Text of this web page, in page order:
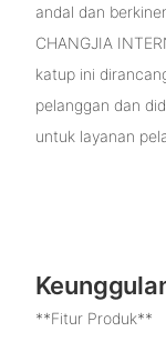
andal dan
CHANGJIA
katup ini
pelanggan dan
untuk layanan
**Fitur Produk**